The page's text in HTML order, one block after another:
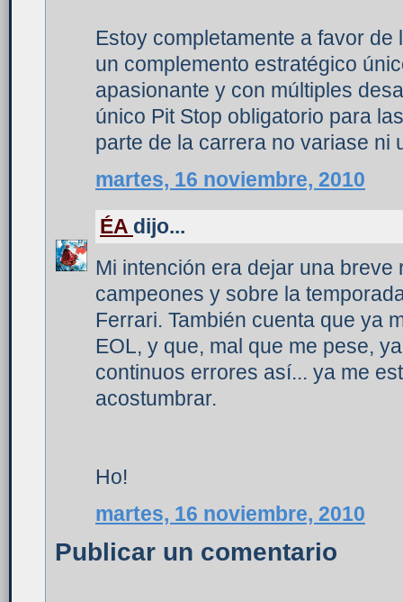
Estoy completamente a favor
un complemento estratégico
apasionante y con múltiples
único Pit Stop obligatorio para
parte de la carrera no variase ni
martes, 16 noviembre, 2010
ÉA dijo...
Mi intención era dejar una breve
campeones y sobre la
Ferrari. También cuenta que ya
EOL, y que, mal que me pese,
continuos errores así... ya me
acostumbrar.
Ho!
martes, 16 noviembre, 2010
Publicar un comentario